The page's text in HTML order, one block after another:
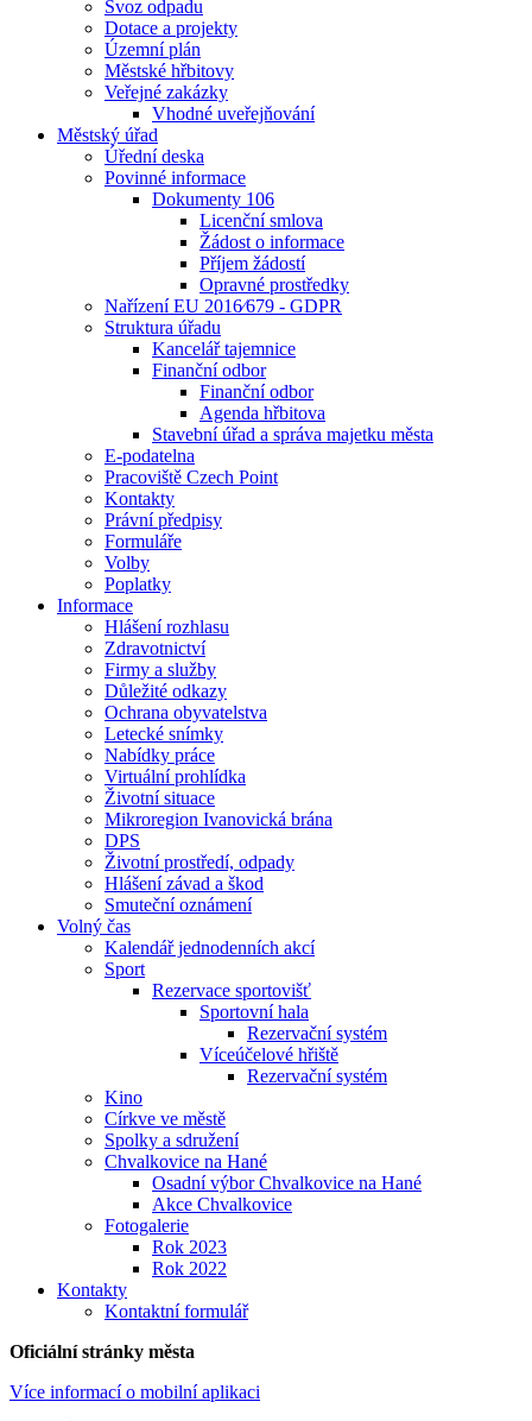
Svoz odpadu
Dotace a projekty
Územní plán
Městské hřbitovy
Veřejné zakázky
Vhodné uveřejňování
Městský úřad
Úřední deska
Povinné informace
Dokumenty 106
Licenční smlova
Žádost o informace
Příjem žádostí
Opravné prostředky
Nařízení EU 2016⁄679 - GDPR
Struktura úřadu
Kancelář tajemnice
Finanční odbor
Finanční odbor
Agenda hřbitova
Stavební úřad a správa majetku města
E-podatelna
Pracoviště Czech Point
Kontakty
Právní předpisy
Formuláře
Volby
Poplatky
Informace
Hlášení rozhlasu
Zdravotnictví
Firmy a služby
Důležité odkazy
Ochrana obyvatelstva
Letecké snímky
Nabídky práce
Virtuální prohlídka
Životní situace
Mikroregion Ivanovická brána
DPS
Životní prostředí, odpady
Hlášení závad a škod
Smuteční oznámení
Volný čas
Kalendář jednodenních akcí
Sport
Rezervace sportovišť
Sportovní hala
Rezervační systém
Víceúčelové hřiště
Rezervační systém
Kino
Církve ve městě
Spolky a sdružení
Chvalkovice na Hané
Osadní výbor Chvalkovice na Hané
Akce Chvalkovice
Fotogalerie
Rok 2023
Rok 2022
Kontakty
Kontaktní formulář
Oficiální stránky města
Více informací o mobilní aplikaci